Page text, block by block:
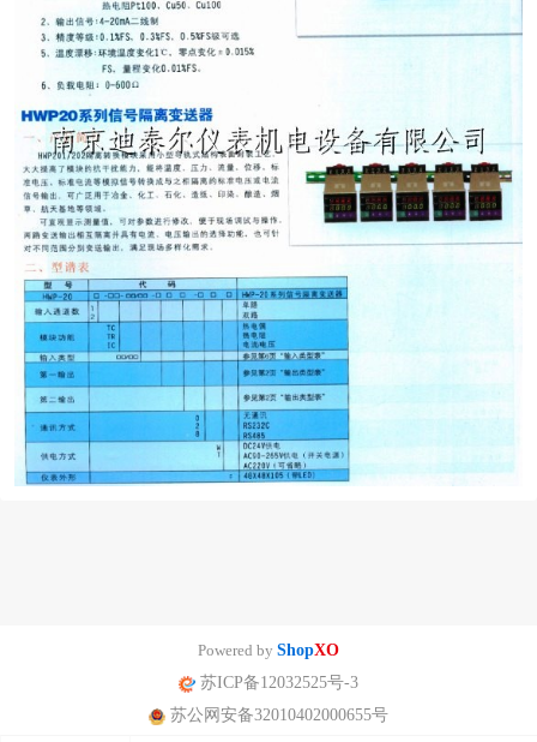
Powered by ShopXO
苏ICP备12032525号-3
苏公网安备32010402000655号